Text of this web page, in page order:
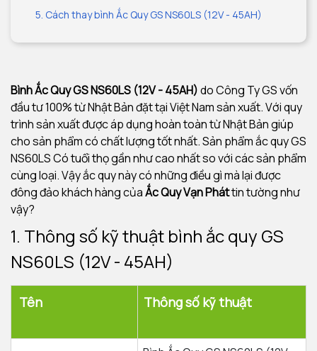
5. Cách thay bình Ắc Quy GS NS60LS (12V - 45AH)
Bình Ắc Quy GS NS60LS (12V - 45AH)do Công Ty GS vốn
đầu tư 100% từ Nhật Bản đặt tại Việt Nam sản xuất. Với quy
trình sản xuất được áp dụng hoàn toàn từ Nhật Bản giúp
cho sản phẩm có chất lượng tốt nhất. Sản phẩm ắc quy GS
NS60LS Có tuổi thọ gần như cao nhất so với các sản phẩm
cùng loại. Vậy ắc quy này có những điều gì mà lại được
đông đảo khách hàng củaẮc Quy Vạn Pháttin tường như
vậy?
1. Thông số kỹ thuật bình ắc quy GS
NS60LS (12V - 45AH)
Tên Thông số kỹ thuật